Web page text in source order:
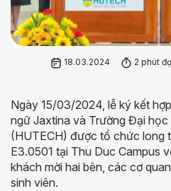
18.03.2024 2 phút
Ngày 15/03/2024, lễ ký kết
ngữ Jaxtina và Trường Đại học
(HUTECH) được tổ chức long
E3.0501 tại Thu Duc Campus
khách mời hai bên, các cơ
sinh viên.